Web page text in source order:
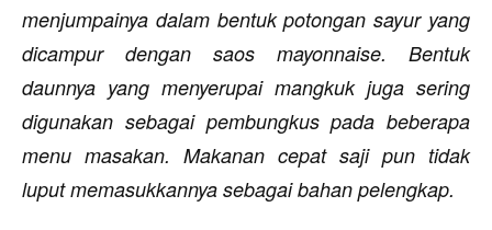
menjumpainya dalam bentuk potongan sayur yang
dicampur dengan saos mayonnaise. Bentuk
daunnya yang menyerupai mangkuk juga sering
digunakan sebagai pembungkus pada beberapa
menu masakan. Makanan cepat saji pun tidak
luput memasukkannya sebagai bahan pelengkap.